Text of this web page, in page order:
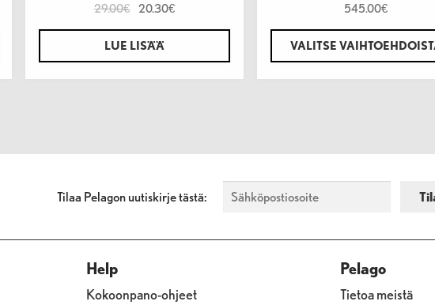
29.00€ 20.30€
LUE LISÄÄ
545.00€
VALITSE
Tilaa Pelagon uutiskirje tästä:
Help
Kokoonpano-ohjeet
Pelago
Tietoa meistä